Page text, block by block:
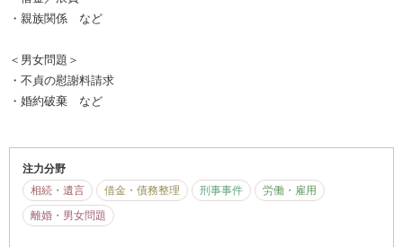
・親族関係 など
＜男女問題＞
・不貞の慰謝料請求
・婚約破棄 など
注力分野
相続・遺言
借金・債務整理 刑事事件
労働・雇用
離婚・男女問題